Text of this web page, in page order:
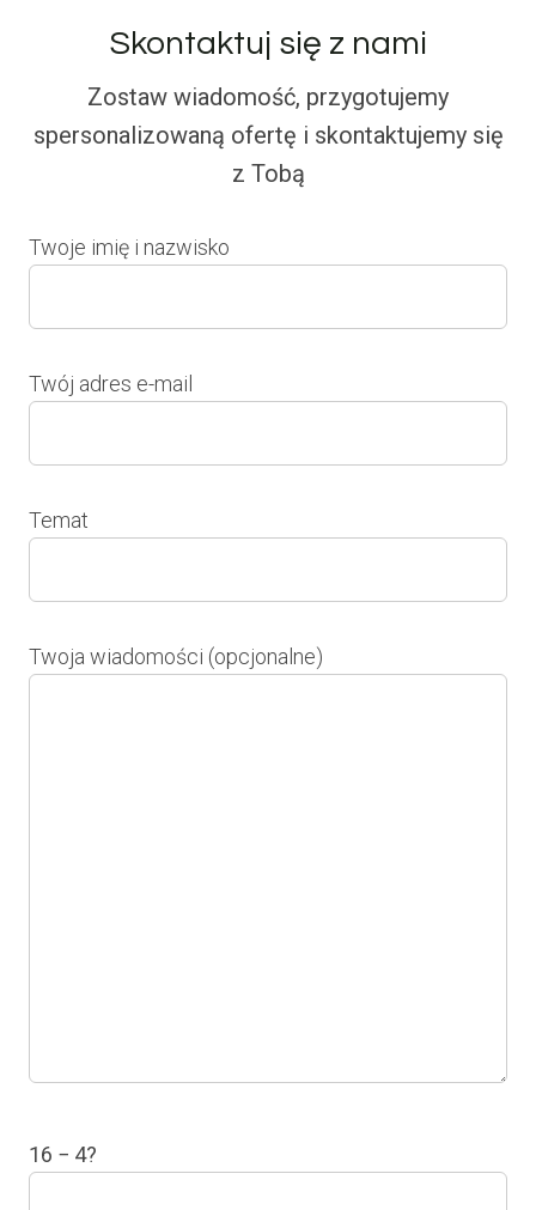
Skontaktuj się z nami
Zostaw wiadomość, przygotujemy
spersonalizowaną ofertę i skontaktujemy się
z Tobą
Twoje imię i nazwisko
Twój adres e-mail
Temat
Twoja wiadomości (opcjonalne)
16 − 4?